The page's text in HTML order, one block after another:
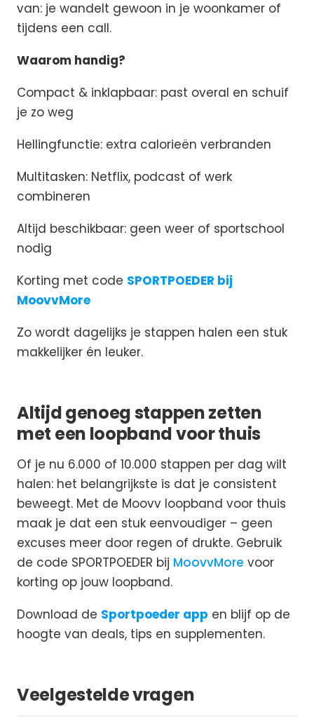
van: je wandelt gewoon in je woonkamer of
tijdens een call.
Waarom handig?
Compact & inklapbaar: past overal en schuif
je zo weg
Hellingfunctie: extra calorieën verbranden
Multitasken: Netflix, podcast of werk
combineren
Altijd beschikbaar: geen weer of sportschool
nodig
Korting met code SPORTPOEDER bij
MoovvMore
Zo wordt dagelijks je stappen halen een stuk
makkelijker én leuker.
Altijd genoeg stappen zetten
met een loopband voor thuis
Of je nu 6.000 of 10.000 stappen per dag wilt
halen: het belangrijkste is dat je consistent
beweegt. Met de Moovv loopband voor thuis
maak je dat een stuk eenvoudiger – geen
excuses meer door regen of drukte. Gebruik
de code SPORTPOEDER bij MoovvMore voor
korting op jouw loopband.
Download de Sportpoeder app en blijf op de
hoogte van deals, tips en supplementen.
Veelgestelde vragen